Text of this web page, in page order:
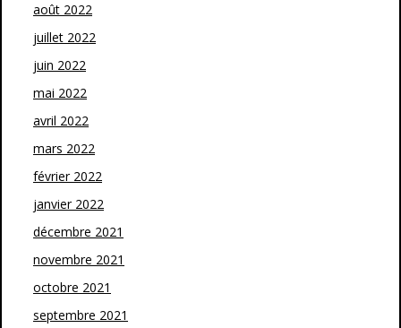
août 2022
juillet 2022
juin 2022
mai 2022
avril 2022
mars 2022
février 2022
janvier 2022
décembre 2021
novembre 2021
octobre 2021
septembre 2021